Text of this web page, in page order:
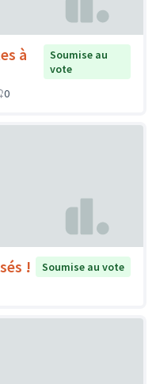
à
Soumise au
vote
0
!
Soumise au vote